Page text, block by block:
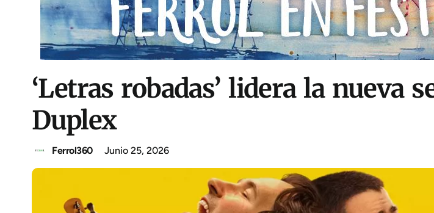
‘Letras robadas’ lidera la nueva
Duplex
Ferrol360 Junio 25, 2026